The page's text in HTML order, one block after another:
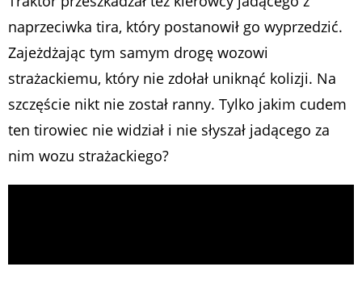
naprzeciwka tira, który postanowił go wyprzedzić.
Zajeżdżając tym samym drogę wozowi
strażackiemu, który nie zdołał uniknąć kolizji. Na
szczęście nikt nie został ranny. Tylko jakim cudem
ten tirowiec nie widział i nie słyszał jadącego za
nim wozu strażackiego?